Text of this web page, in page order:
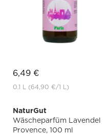
6,49 €
0.1 L (64,90 €/1 L)
NaturGut
Wäscheparfüm Lavendel
Provence, 100 ml